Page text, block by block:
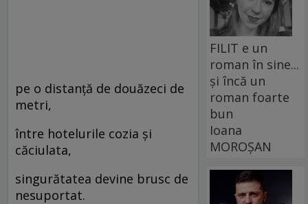
pe o distanță de douăzeci de
metri,
între hotelurile cozia și
căciulata,
singurătatea devine brusc de
nesuportat.
FILIT e un
roman în sine...
și încă un
roman foarte
bun
Ioana
MOROȘAN